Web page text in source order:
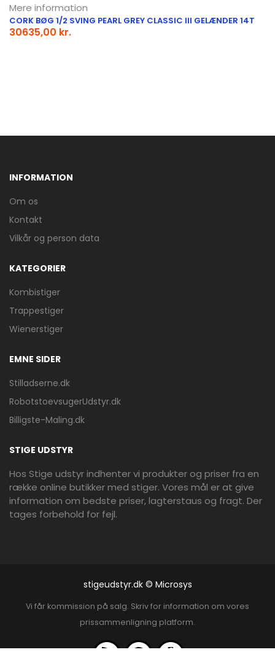
Mere information
CORK BØG 1/2 SVING PEARL GREY CLASSIC III GELÆNDER 14T
30635,00 kr.
INFORMATION
Om os
Kontakt
Vilkår og person data
KATEGORIER
Kombistiger
Trappestiger
Wienerstiger
EMNE SIDER
Stilladserne.dk
RobotstoevsugerUdstyr.dk
Billigste-Maling.dk
STIGE UDSTYR
Hos Stige udstyr indhenter vi produkter og priser fra en
række online butikker med stiger. Vores mål er at give
information om bedste priser, lagterstaus og fragt. Der
tages forbehold for fejl.
stigeudstyr.dk © Microsys
Vi får kommission på salg. Skriv for information om vores
prissammenligning platform.